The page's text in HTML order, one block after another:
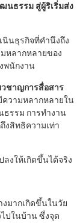
นธรรม สู่ผู้ริเริ่มส่ง
นินธุรกิจที่คำนึงถึง
หลากหลายของ
พนักงาน
วชาญการสื่อสาร
ความหลากหลายใน
ธรรม การทำงาน
งสิทธิความเท่า
งให้เกิดขึ้นได้จริง
งมากเกิดขึ้นในวัย
ปในบ้าน ซึ่งจุด